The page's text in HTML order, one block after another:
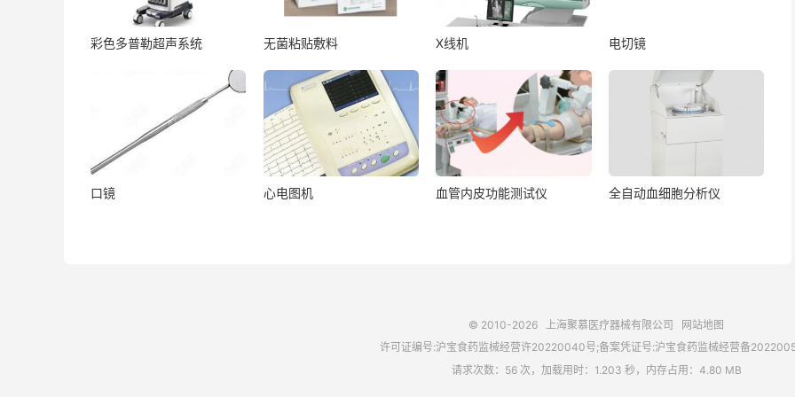
彩色多普勒超声系统 无菌粘贴敷料 X线机 电切镜
口镜 心电图机 血管内皮功能测试仪 全自动血细胞分析仪
© 2010-2026 上海聚慕医疗器械有限公司
网站地图
许可证编号:沪宝食药监械经营许20220040号;备案凭证号:沪宝食药监械经营备
请求次数：56 次，加载用时：1.203 秒，内存占用：4.80 MB